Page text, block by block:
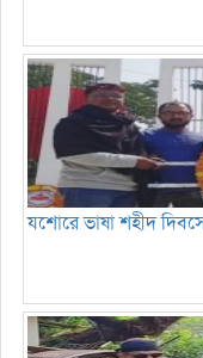
যশোরে ভাষা শহীদ